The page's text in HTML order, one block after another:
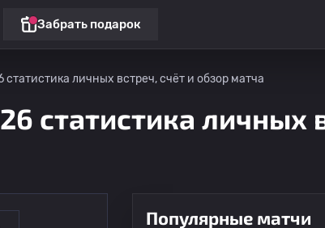
Забрать подарок
личных встреч, счёт и обзор матча
статистика личных
Популярные матчи